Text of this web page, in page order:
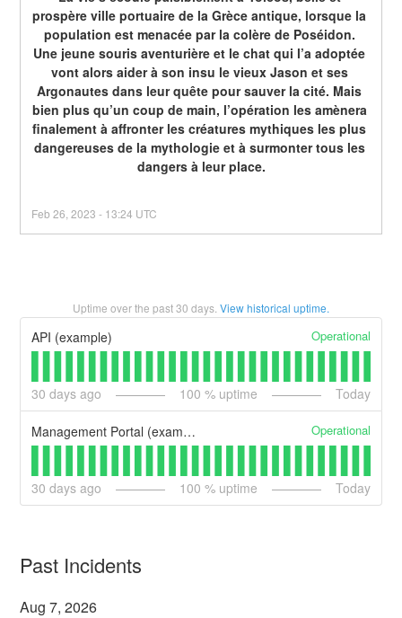
prospère ville portuaire de la Grèce antique, lorsque la
population est menacée par la colère de Poséidon.
Une jeune souris aventurière et le chat qui l’a adoptée
vont alors aider à son insu le vieux Jason et ses
Argonautes dans leur quête pour sauver la cité. Mais
bien plus qu’un coup de main, l’opération les amènera
finalement à affronter les créatures mythiques les plus
dangereuses de la mythologie et à surmonter tous les
dangers à leur place.
Feb26 ,2023 - 13:24 UTC
Uptime over the past30 days. View historical uptime.
API (example) Operational
30 days ago 100 % uptime Today
Management Portal (example) Operational
30 days ago 100 % uptime Today
Past Incidents
Aug7,2026